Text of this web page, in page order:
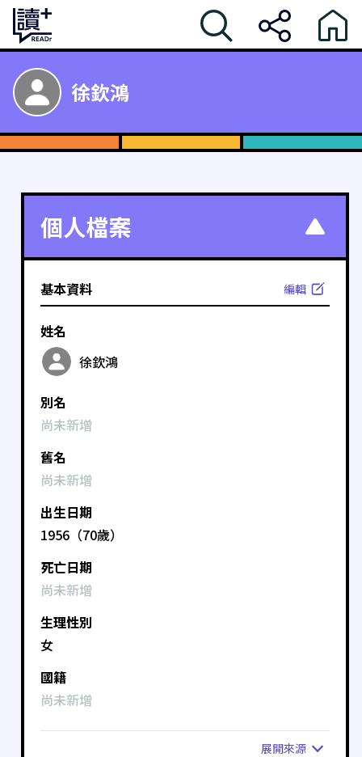
徐欽鴻
個人檔案
基本資料 編輯
姓名
徐欽鴻
別名
尚未新增
舊名
尚未新增
出生日期
1956（70歲）
死亡日期
尚未新增
生理性別
女
國籍
尚未新增
展開來源